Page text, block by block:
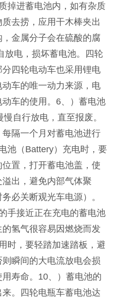
掉进蓄电池内，如有杂质
去捞，应用干木棒夹出
金属分子会在硫酸的腐
放电，损坏蓄电池。四轮
四轮电动车也采用锂电
车的唯一动力来源，电
车的使用。6、）蓄电池
自行放电，直至报废。
隔一个月对蓄电池进行
池（Battery）充电时，要
置，打开蓄电池盖，使
出，避免内部气体聚
必关断观光车电源）。
手接近正在充电的蓄电池
氢气很容易因燃烧而发
时，要轻踏加速踏板，避
瞬间的大电流放电会损
寿命。10、）蓄电池的
。四轮电瓶车蓄电池达